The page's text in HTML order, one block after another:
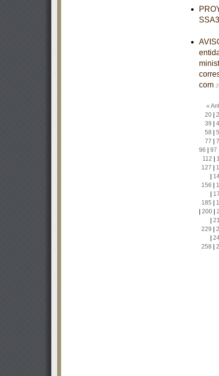
com
«
20|
39
58
77
96
97
112
127
156
185
200|
229
258